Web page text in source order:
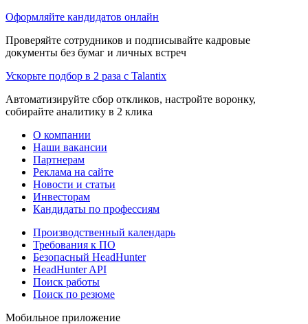
Оформляйте кандидатов онлайн
Проверяйте сотрудников и подписывайте кадровые
документы без бумаг и личных встреч
Ускорьте подбор в 2 раза с Talantix
Автоматизируйте сбор откликов, настройте воронку,
собирайте аналитику в 2 клика
О компании
Наши вакансии
Партнерам
Реклама на сайте
Новости и статьи
Инвесторам
Кандидаты по профессиям
Производственный календарь
Требования к ПО
Безопасный HeadHunter
HeadHunter API
Поиск работы
Поиск по резюме
Мобильное приложение